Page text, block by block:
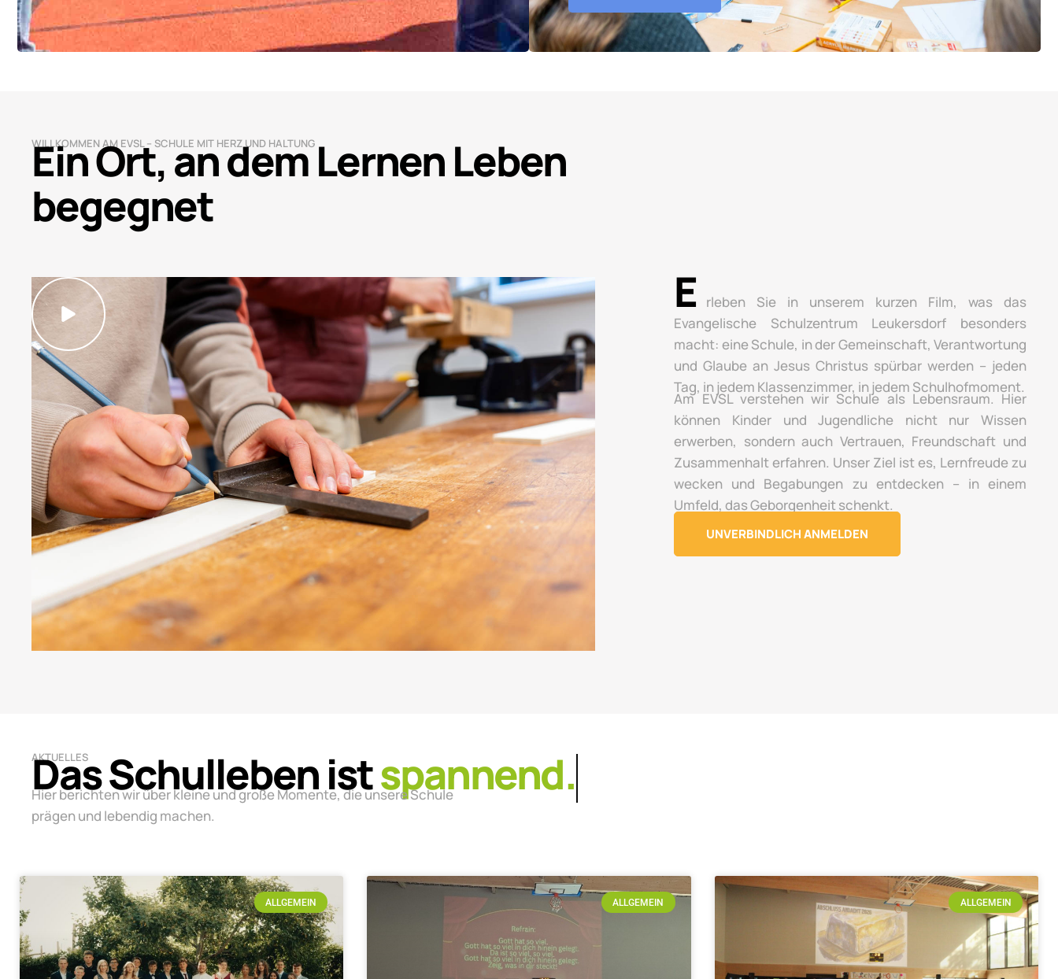
WILLKOMMEN AM EVSL – SCHULE MIT HERZ UND HALTUNG
Ein Ort, an dem Lernen Leben
begegnet
E
rleben Sie in unserem kurzen Film, was das
Evangelische Schulzentrum Leukersdorf besonders
macht: eine Schule, in der Gemeinschaft, Verantwortung
und Glaube an Jesus Christus spürbar werden – jeden
Tag, in jedem Klassenzimmer, in jedem Schulhofmoment.
Am EVSL verstehen wir Schule als Lebensraum. Hier
können Kinder und Jugendliche nicht nur Wissen
erwerben, sondern auch Vertrauen, Freundschaft und
Zusammenhalt erfahren. Unser Ziel ist es, Lernfreude zu
wecken und Begabungen zu entdecken – in einem
Umfeld, das Geborgenheit schenkt.
UNVERBINDLICH ANMELDEN
AKTUELLES
Das Schulleben istlebendig.
Hier berichten wir über kleine und große Momente, die unsere Schule
prägen und lebendig machen.
ALLGEMEIN ALLGEMEIN ALLGEMEIN